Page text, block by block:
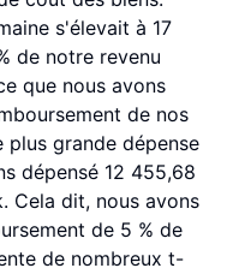
s'élevait à 17
de notre revenu
que nous avons
de nos
grande dépense
dépensé 12 455,68
Cela dit, nous avons
de 5 % de
de nombreux t-